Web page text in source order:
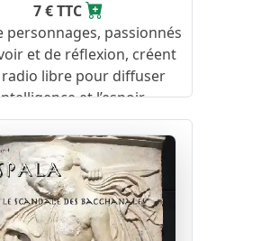
7 € TTC
personnages, passionnés
et de réflexion, créent
libre pour diffuser
et l’espoir.